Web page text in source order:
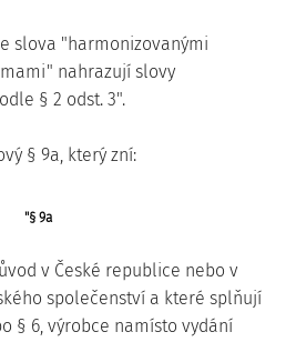
slova "harmonizovanými
nahrazují slovy
§ 2 odst. 3".
§ 9a, který zní:
"§ 9a
v České republice nebo v
společenství a které splňují
§ 6, výrobce namísto vydání